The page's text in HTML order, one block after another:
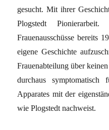
gesucht. Mit ihrer
Plogstedt
Frauenausschüsse bereits
eigene Geschichte
Frauenabteilung über
durchaus
Apparates mit der
wie Plogstedt nachweist.